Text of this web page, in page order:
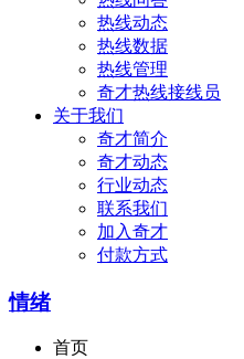
热线动态
热线数据
热线管理
奇才热线接线员
关于我们
奇才简介
奇才动态
行业动态
联系我们
加入奇才
付款方式
情绪
首页